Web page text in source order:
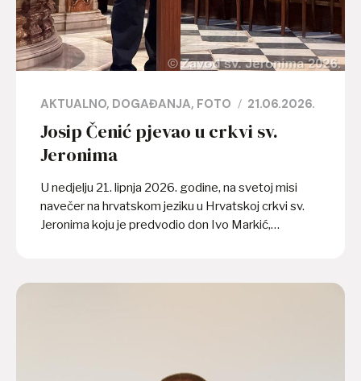
AKTUALNO DOGAĐANJA FOTO 21.06.2026.
Josip Čenić pjevao u crkvi sv.
Jeronima
U nedjelju 21. lipnja 2026. godine, na svetoj misi
navečer na hrvatskom jeziku u Hrvatskoj crkvi sv.
Jeronima koju je predvodio don Ivo Markić,
Nakon svete mise, on je u crkvi otpjevao i nekoliko
Collezionista” Hrvatska matica iseljenika Dubrovnik